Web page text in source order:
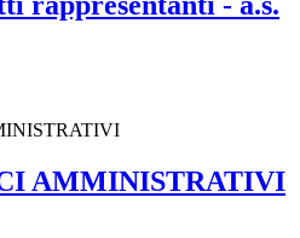
AMMINISTRATIVI